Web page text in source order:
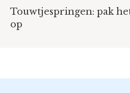
Touwtjespringen: pak
op